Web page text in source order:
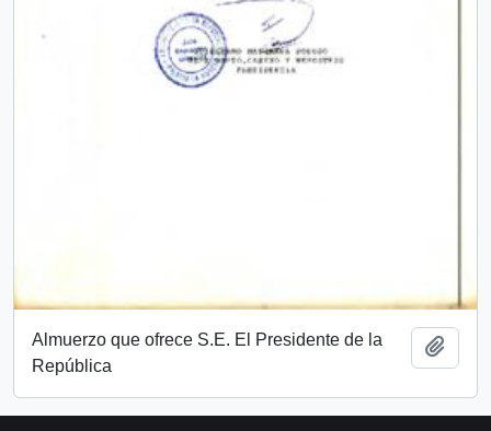
Almuerzo que ofrece S.E. El Presidente de la
República